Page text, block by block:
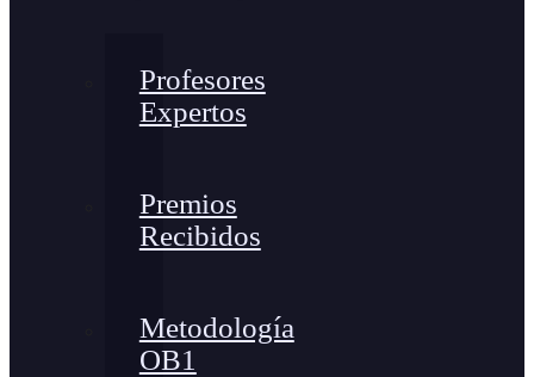
Profesores
Expertos
Premios
Recibidos
Metodología
OB1